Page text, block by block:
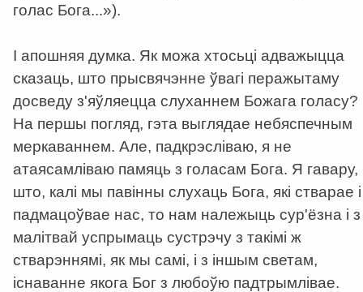
голас Бога...»).
І апошняя думка. Як можа хтосьці адважыцца
сказаць, што прысвячэнне ўвагі перажытаму
досведу з'яўляецца слуханнем Божага голасу?
На першы погляд, гэта выглядае небяспечным
меркаваннем. Але, падкрэсліваю, я не
атаясамліваю памяць з голасам Бога. Я гавару,
што, калі мы павінны слухаць Бога, які стварае і
падмацоўвае нас, то нам належыць сур'ёзна і з
малітвай успрымаць сустрэчу з такімі ж
стварэннямі, як мы самі, і з іншым светам,
існаванне якога Бог з любоўю падтрымлівае.